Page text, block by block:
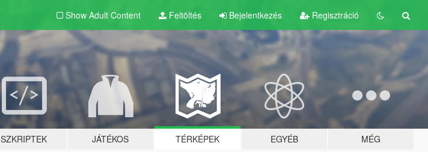
Show Adult Content Feltöltés Bejelentkezés Regisztráció
SZKRIPTEK JÁTÉKOS TÉRKÉPEK EGYÉB MÉG